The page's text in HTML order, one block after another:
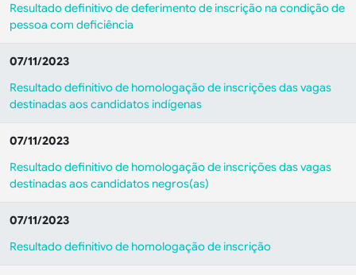
Resultado definitivo de deferimento de inscrição na condição de
pessoa com deficiência
07/11/2023
Resultado definitivo de homologação de inscrições das vagas
destinadas aos candidatos indígenas
07/11/2023
Resultado definitivo de homologação de inscrições das vagas
destinadas aos candidatos negros(as)
07/11/2023
Resultado definitivo de homologação de inscrição